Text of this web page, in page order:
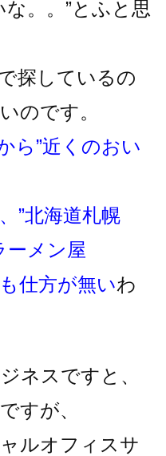
。。”とふと思
探しているの
のです。
ら”近くのおい
”北海道札幌
ーメン屋
仕方が無いわ
ネスですと、
すが、
ルオフィスサ